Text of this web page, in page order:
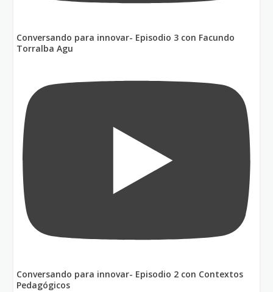
Conversando para innovar- Episodio 3 con Facundo
Torralba Agu
Conversando para innovar- Episodio 2 con Contextos
Pedagógicos